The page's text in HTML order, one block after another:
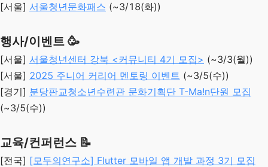
[서울] 서울청년문화패스 (~3/18(화))
행사/이벤트 🥳
[서울] 서울청년센터 강북 <커뮤니티 4기 모집> (~3/3(월))
[서울] 2025 주니어 커리어 멘토링 이벤트 (~3/5(수))
[경기] 분당판교청소년수련관 문화기획단 T-Ma!n단원 모집
(~3/5(수))
교육/컨퍼런스 📝
[전국] [모두의연구소] Flutter 모바일 앱 개발 과정 3기 모집